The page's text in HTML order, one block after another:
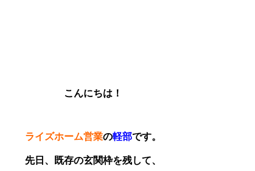
こんにちは！
ライズホーム営業の軽部です。
先日、既存の玄関枠を残して、